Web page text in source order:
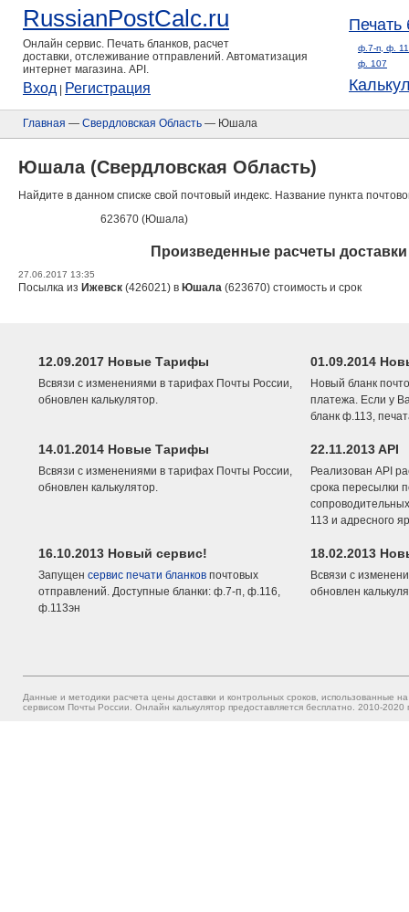
RussianPostCalc.ru
Онлайн сервис. Печать бланков, расчет
доставки, отслеживание отправлений. Автоматизация
интернет магазина. API.
Вход Регистрация
Печать
ф.7-п, ф.
ф. 107
Главная — Свердловская Область — Юшала
Юшала (Свердловская Область)
Найдите в данном списке свой почтовый индекс. Название пункта
623670 (Юшала)
Произведенные расчеты
27.06.2017 13:35
Посылка из Ижевск (426021) в Юшала (623670) стоимость и срок
12.09.2017 Новые Тарифы
Всвязи с изменениями в тарифах Почты России,
обновлен калькулятор.
01.09.2014
Новый бланк
платежа. Если у
бланк ф.113,
14.01.2014 Новые Тарифы
Всвязи с изменениями в тарифах Почты России,
обновлен калькулятор.
22.11.2013 API
Реализован API
срока пересылки
113 и адресного
16.10.2013 Новый сервис!
Запущен сервис печати бланков почтовых
отправлений. Доступные бланки: ф.7-п, ф.116,
ф.113эн
18.02.2013
Всвязи с
обновлен
Данные и методики расчета цены доставки и контрольных сроков, использованные
сервисом Почты России. Онлайн калькулятор предоставляется бесплатно. 2010-2020